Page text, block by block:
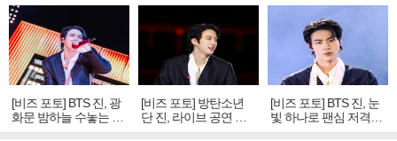
[비즈 포토] BTS 진, 광
화문 밤하늘 수놓는 '비
주얼 킹'의 열창
[비즈 포토] 방탄소년
단 진, 라이브 공연 중
빛나는 독보적 아우라
[비즈 포토] BTS 진, 눈
빛 하나로 팬심 저격…
독보적 카리스마